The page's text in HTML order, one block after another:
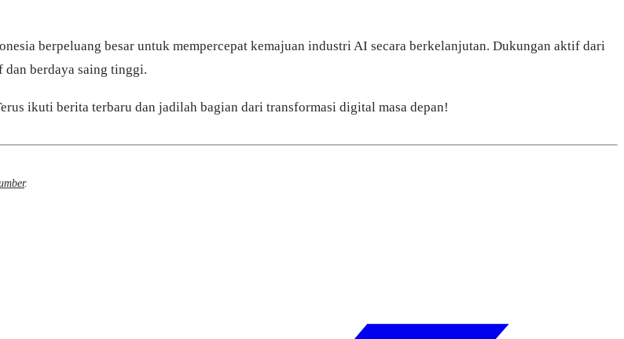
berpeluang besar untuk mempercepat kemajuan industri AI secara berkelanjutan. Dukungan aktif dari
berdaya saing tinggi.
ikuti berita terbaru dan jadilah bagian dari transformasi digital masa depan!
.